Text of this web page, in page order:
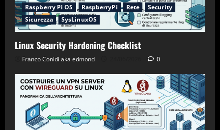
Raspberry Pi OS
RaspberryPi Rete
Security
Sicurezza
SysLinuxOS
Linux Security Hardening Checklist
Franco Conidi aka edmond 0